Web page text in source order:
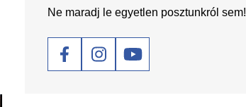
Ne maradj le egyetlen posztunkról sem!
Social